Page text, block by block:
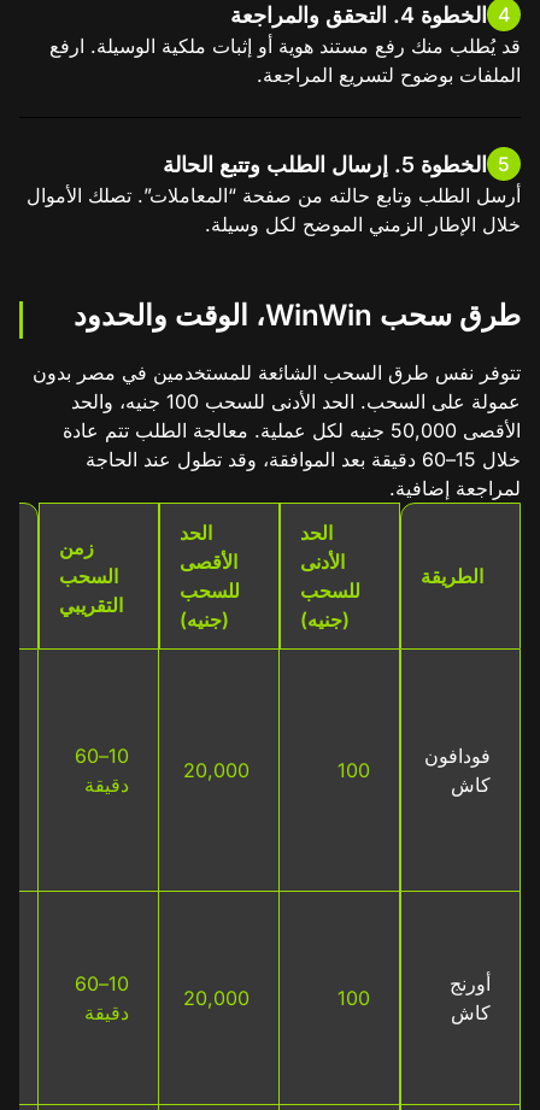
4 الخطوة 4. التحقق والمراجعة
قد يُطلب منك رفع مستند هوية أو إثبات ملكية الوسيلة. ارفع
الملفات بوضوح لتسريع المراجعة.
5 الخطوة 5. إرسال الطلب وتتبع الحالة
أرسل الطلب وتابع حالته من صفحة “المعاملات”. تصلك الأموال
خلال الإطار الزمني الموضح لكل وسيلة.
طرق سحب WinWin، الوقت والحدود
تتوفر نفس طرق السحب الشائعة للمستخدمين في مصر بدون
عمولة على السحب. الحد الأدنى للسحب 100 جنيه، والحد
الأقصى 50,000 جنيه لكل عملية. معالجة الطلب تتم عادة
خلال 15–60 دقيقة بعد الموافقة، وقد تطول عند الحاجة
لمراجعة إضافية.
الطريقة
الحد
الأدنى
للسحب
(جنيه)
الحد
الأقصى
للسحب
(جنيه)
زمن
السحب
التقريبي
فودافون
كاش
100
20,000
10–60
دقيقة
أورنج
كاش
100
20,000
10–60
دقيقة